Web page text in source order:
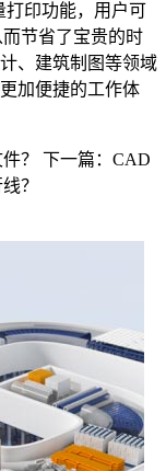
印功能，用户可
节省了宝贵的时
、建筑制图等领域
加便捷的工作体
？
下一篇：CAD
？